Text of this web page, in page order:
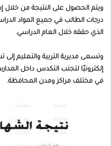
ويتم الحصول على النتيجة من
درجات الطالب في جميع المواد
الذي حققه خلال العام الدراسي.
وتسعى مديرية التربية والتعليم
إلكترونيًا لتجنب التكدس داخل
في مختلف مراكز ومدن المحافظة.